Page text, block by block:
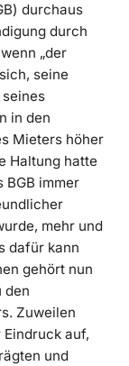
durchaus
durch
„der
seine
in den
Mieters höher
Haltung hatte
BGB immer
mehr und
dafür kann
gehört nun
den
Zuweilen
auf,
und